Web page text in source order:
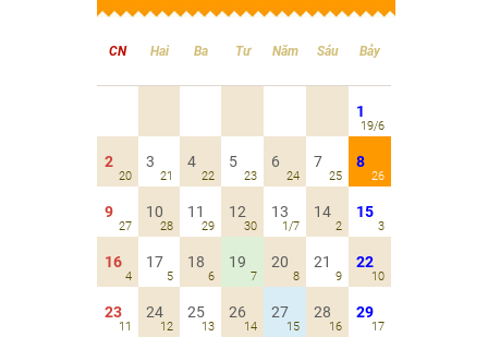
CN Hai Ba Tư Năm Sáu Bảy
1
19/6
2
20
3
21
4
22
5
23
6
24
7
25
8
26
9
27
10
28
11
29
12
30
13
1/7
14
2
15
3
16
4
17
5
18
6
19
7
20
8
21
9
22
10
23
11
24
12
25
13
26
14
27
15
28
16
29
17